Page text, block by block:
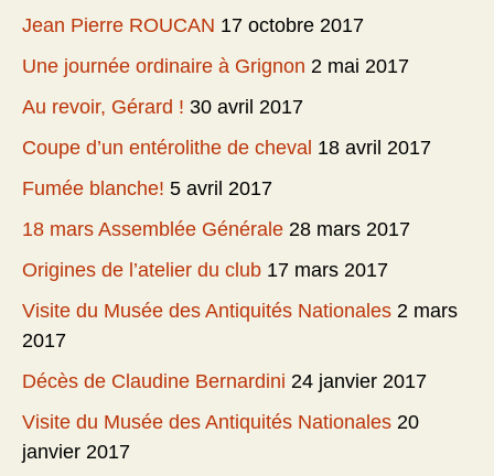
Jean Pierre ROUCAN 17 octobre 2017
Une journée ordinaire à Grignon 2 mai 2017
Au revoir, Gérard ! 30 avril 2017
Coupe d’un entérolithe de cheval 18 avril 2017
Fumée blanche! 5 avril 2017
18 mars Assemblée Générale 28 mars 2017
Origines de l’atelier du club 17 mars 2017
Visite du Musée des Antiquités Nationales 2 mars
2017
Décès de Claudine Bernardini 24 janvier 2017
Visite du Musée des Antiquités Nationales 20
janvier 2017